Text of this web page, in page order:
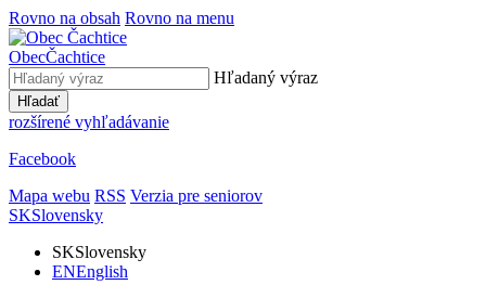
Rovno na obsah Rovno na menu
ObecČachtice
Hľadaný výraz
Hľadať
rozšírené vyhľadávanie
Facebook
Mapa webu RSS Verzia pre seniorov
SKSlovensky
SKSlovensky
ENEnglish